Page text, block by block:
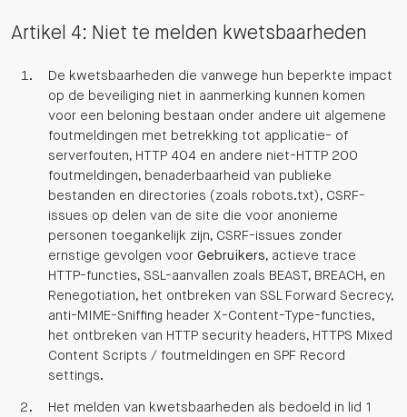
Artikel 4: Niet te melden kwetsbaarheden
De kwetsbaarheden die vanwege hun beperkte impact
op de beveiliging niet in aanmerking kunnen komen
voor een beloning bestaan onder andere uit algemene
foutmeldingen met betrekking tot applicatie- of
serverfouten, HTTP 404 en andere niet-HTTP 200
foutmeldingen, benaderbaarheid van publieke
bestanden en directories (zoals robots.txt), CSRF-
issues op delen van de site die voor anonieme
personen toegankelijk zijn, CSRF-issues zonder
ernstige gevolgen voor Gebruikers, actieve trace
HTTP-functies, SSL-aanvallen zoals BEAST, BREACH, en
Renegotiation, het ontbreken van SSL Forward Secrecy,
anti-MIME-Sniffing header X-Content-Type-functies,
het ontbreken van HTTP security headers, HTTPS Mixed
Content Scripts / foutmeldingen en SPF Record
settings.
Het melden van kwetsbaarheden als bedoeld in lid 1